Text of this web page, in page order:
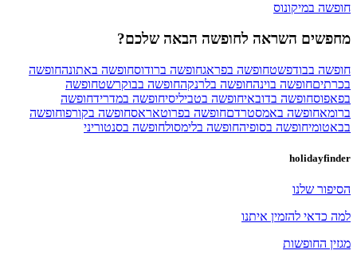
חופשה במיקונוס
מחפשים השראה לחופשה הבאה שלכם?
חופשה בבודפשטחופשה בפראגחופשה ברודוסחופשה באתונהחופשה
בכרתיםחופשה בוינהחופשה בלרנקהחופשה בבוקרשטחופשה
בפאפוסחופשה בדובאיחופשה בטביליסיחופשה במדרידחופשה
ברומאחופשה באמסטרדםחופשה בפרוטאראסחופשה בקורפוחופשה
בבאטומיחופשה בסופיהחופשה בלימסולחופשה בסנטוריני
holidayfinder
הסיפור שלנו
למה כדאי להזמין איתנו
מגזין החופשות